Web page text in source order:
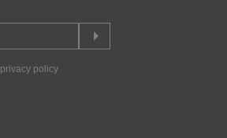
privacy policy